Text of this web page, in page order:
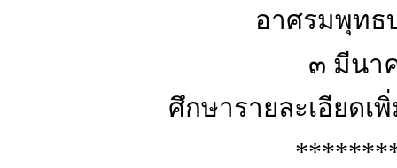
อาศรมพุทธ
๓ มีนา
ศึกษารายละเอียดเ